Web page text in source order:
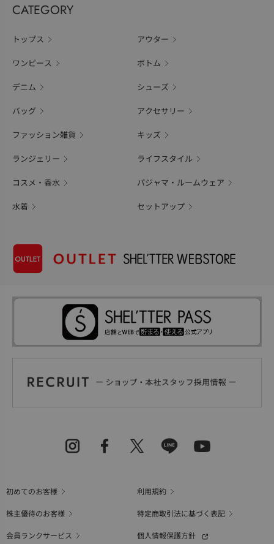
CATEGORY
トップス アウター
ワンピース ボトム
デニム シューズ
バッグ アクセサリー
ファッション雑貨 キッズ
ランジェリー ライフスタイル
コスメ・香水 パジャマ・ルームウェア
水着 セットアップ
初めてのお客様
利用規約
株主優待のお客様
特定商取引法に基づく表記
会員ランクサービス
個人情報保護方針